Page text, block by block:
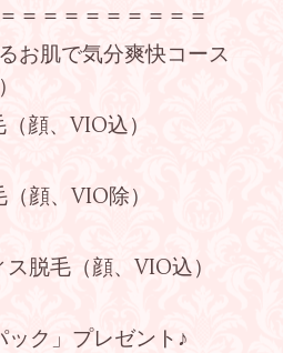
＝＝＝＝＝＝＝＝＝
お肌で気分爽快コース
顔、 VIO込）
顔、 VIO除）
脱毛（顔、 VIO込）
ック」プレゼント♪